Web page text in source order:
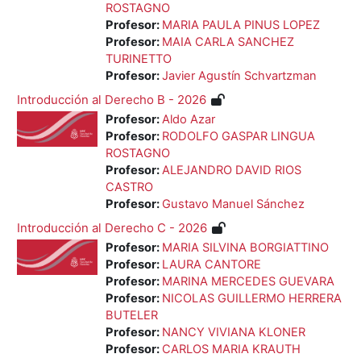
ROSTAGNO
Profesor: MARIA PAULA PINUS LOPEZ
Profesor: MAIA CARLA SANCHEZ
TURINETTO
Profesor:Javier Agustín Schvartzman
Introducción al Derecho B - 2026
Profesor:Aldo Azar
Profesor: RODOLFO GASPAR LINGUA
ROSTAGNO
Profesor:ALEJANDRO DAVID RIOS
CASTRO
Profesor: Gustavo Manuel Sánchez
Introducción al Derecho C - 2026
Profesor: MARIA SILVINA BORGIATTINO
Profesor: LAURA CANTORE
Profesor: MARINA MERCEDES GUEVARA
Profesor: NICOLAS GUILLERMO HERRERA
BUTELER
Profesor: NANCY VIVIANA KLONER
Profesor: CARLOS MARIA KRAUTH